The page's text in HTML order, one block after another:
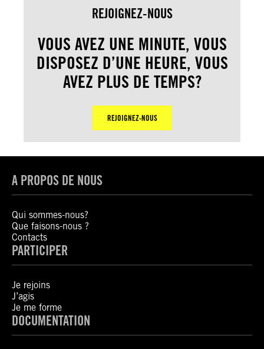
REJOIGNEZ-NOUS
VOUS AVEZ UNE MINUTE, VOUS
DISPOSEZ D’UNE HEURE, VOUS
AVEZ PLUS DE TEMPS?
REJOIGNEZ-NOUS
A PROPOS DE NOUS
Qui sommes-nous?
Que faisons-nous ?
Contacts
PARTICIPER
Je rejoins
J’agis
Je me forme
DOCUMENTATION